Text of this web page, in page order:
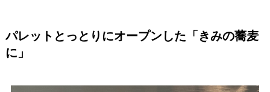
パレットとっとりにオープンした「きみの蕎麦
に」